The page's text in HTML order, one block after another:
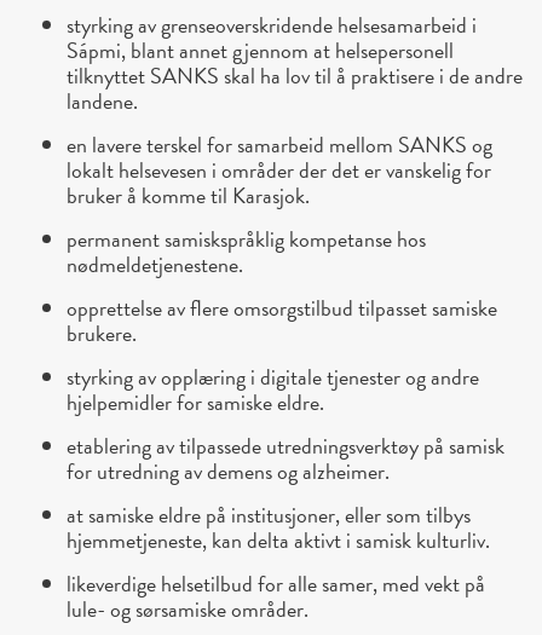
styrking av grenseoverskridende helsesamarbeid i
Sápmi, blant annet gjennom at helsepersonell
tilknyttet SANKS skal ha lov til å praktisere i de andre
landene.
en lavere terskel for samarbeid mellom SANKS og
lokalt helsevesen i områder der det er vanskelig for
bruker å komme til Karasjok.
permanent samiskspråklig kompetanse hos
nødmeldetjenestene.
opprettelse av flere omsorgstilbud tilpasset samiske
brukere.
styrking av opplæring i digitale tjenester og andre
hjelpemidler for samiske eldre.
etablering av tilpassede utredningsverktøy på samisk
for utredning av demens og alzheimer.
at samiske eldre på institusjoner, eller som tilbys
hjemmetjeneste, kan delta aktivt i samisk kulturliv.
likeverdige helsetilbud for alle samer, med vekt på
lule- og sørsamiske områder.